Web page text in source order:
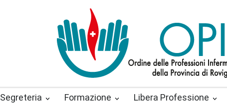
Segreteria Formazione Libera Professione